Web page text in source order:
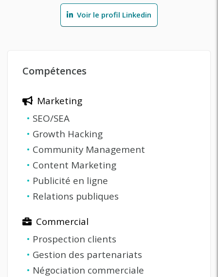
Voir le profil Linkedin
Compétences
Marketing
• SEO/SEA
• Growth Hacking
• Community Management
• Content Marketing
• Publicité en ligne
• Relations publiques
Commercial
• Prospection clients
• Gestion des partenariats
• Négociation commerciale